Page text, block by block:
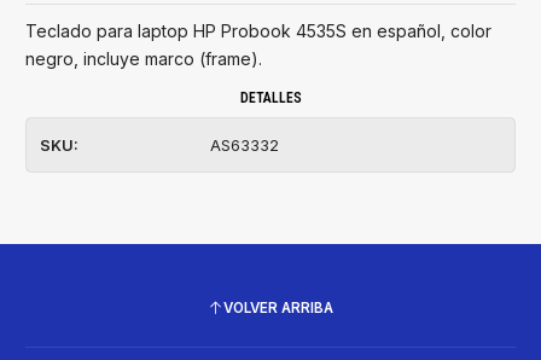
Teclado para laptop HP Probook 4535S en español, color
negro, incluye marco (frame).
DETALLES
SKU: AS63332
VOLVER ARRIBA